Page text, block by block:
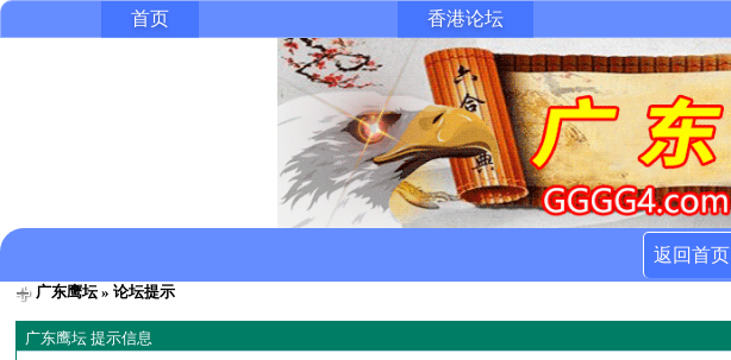
首页 香港论坛
返回首页
广东鹰坛» 论坛提示
广东鹰坛 提示信息